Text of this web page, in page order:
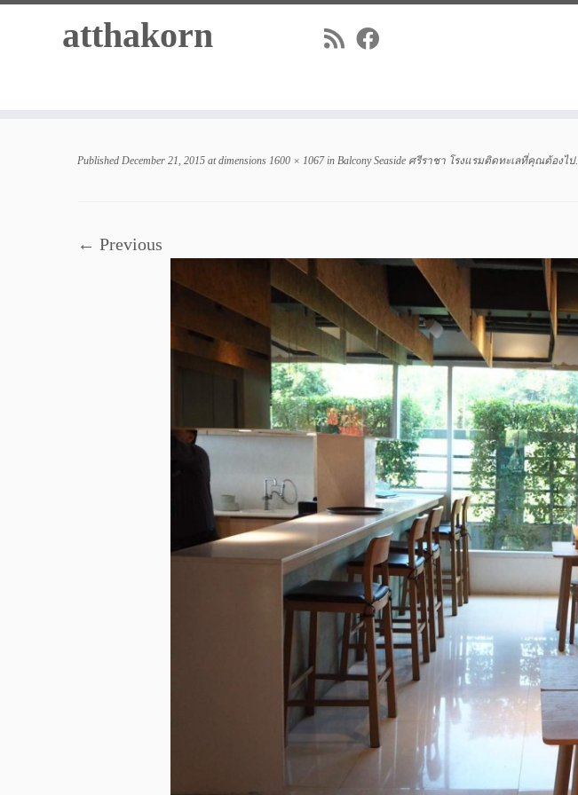
atthakorn
Published December 21, 2015 at dimensions 1600 × 1067in Balcony Seaside ศรีราชา โรงแรมติดทะเลที่คุณต้องไป.
← Previous